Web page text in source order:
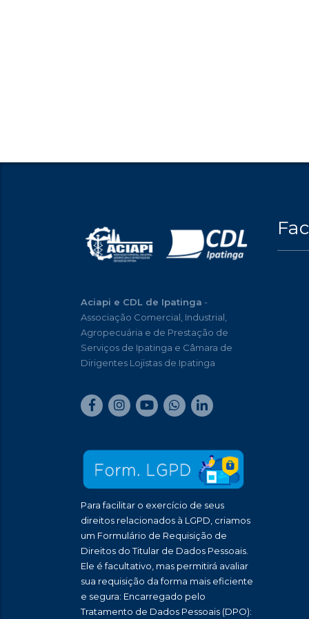
Aciapi e CDL de Ipatinga -
Associação Comercial, Industrial,
Agropecuária e de Prestação de
Serviços de Ipatinga e Câmara de
Dirigentes Lojistas de Ipatinga
Para facilitar o exercício de seus
direitos relacionados à LGPD, criamos
um Formulário de Requisição de
Direitos do Titular de Dados Pessoais.
Ele é facultativo, mas permitirá avaliar
sua requisição da forma mais eficiente
e segura: Encarregado pelo
Tratamento de Dados Pessoais (DPO):